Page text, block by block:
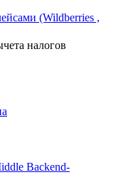
(Wildberries ,
налогов
Backend-